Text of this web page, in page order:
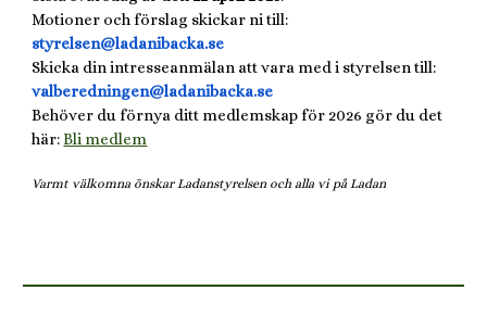
Motioner och förslag skickar ni till:
styrelsen@ladanibacka.se
Skicka din intresseanmälan att vara med i styrelsen till:
valberedningen@ladanibacka.se
Behöver du förnya ditt medlemskap för 2026 gör du det
här:Bli medlem
Varmt välkomna önskarLadanstyrelsen och alla vi på Ladan